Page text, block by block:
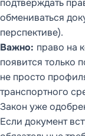
подтверждать
обмениваться
перспективе).
Важно: право на
появится только
не просто
транспортного
Закон уже
Если документ